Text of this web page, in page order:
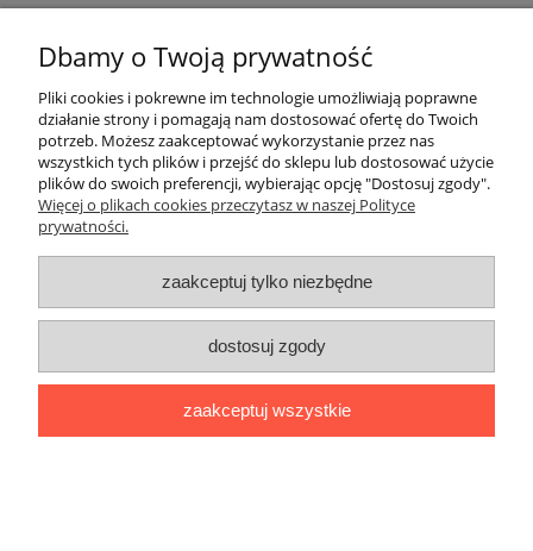
Dbamy o Twoją prywatność
Pliki cookies i pokrewne im technologie umożliwiają poprawne
działanie strony i pomagają nam dostosować ofertę do Twoich
potrzeb. Możesz zaakceptować wykorzystanie przez nas
wszystkich tych plików i przejść do sklepu lub dostosować użycie
plików do swoich preferencji, wybierając opcję "Dostosuj zgody".
Więcej o plikach cookies przeczytasz w naszej Polityce
prywatności.
zaakceptuj tylko niezbędne
dostosuj zgody
zaakceptuj wszystkie